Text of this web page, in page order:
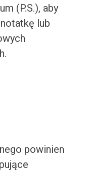
(P.S.), aby
lub
powinien